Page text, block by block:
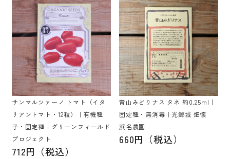
サンマルツァーノ トマト（イタ
リアントマト・12粒）｜有機種
子・固定種｜グリーンフィールド
プロジェクト
712円（税込）
青山みどりナス タネ 約0.25ml｜
固定種・無消毒｜光郷城 畑懐
浜名農園
660円（税込）